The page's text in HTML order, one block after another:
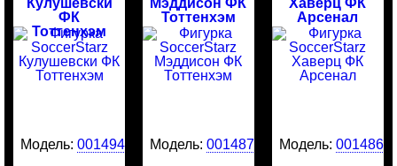
ФК
Тоттенхэм
Модель:0014942
Тоттенхэм
Модель:0014874
Арсенал
Модель: 0014865